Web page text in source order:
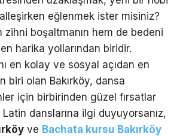
eğlenmek ister misiniz?
zihni boşaltmanın hem de bedeni
harika yollarından biridir.
en kolay ve sosyal açıdan en
biri olan Bakırköy, dansa
için birbirinden güzel fırsatlar
danslarına ilgi duyuyorsanız,
ve Bachata kursu Bakırköy